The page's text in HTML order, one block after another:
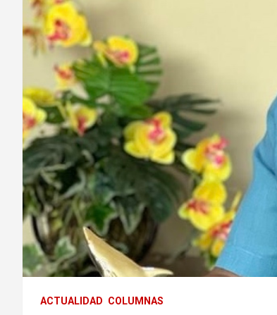
ACTUALIDAD COLUMNAS